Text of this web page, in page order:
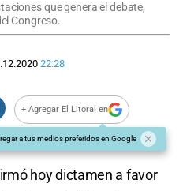
que genera el debate,
Congreso.
22:28
+ Agregar El Litoral en
a tus medios preferidos en Google
hoy dictamen a favor